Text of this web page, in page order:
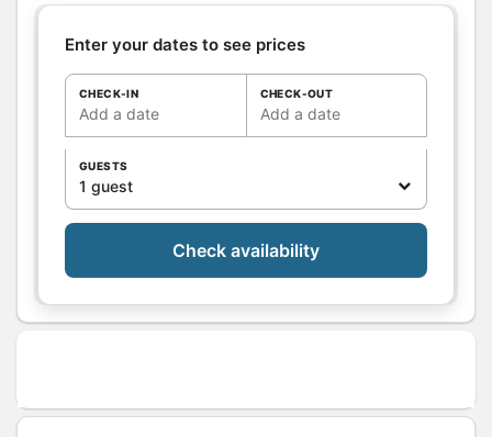
confortable et d’une malle
chaleureux et reposant, idéal
pour une pause nature.
Bathrooms/
Shower
room
Media
equipment
Heating / Air
Enter your dates to see prices
CHECK-IN
Add a date
CHECK-OUT
Add a date
GUESTS
1 guest
Check availability